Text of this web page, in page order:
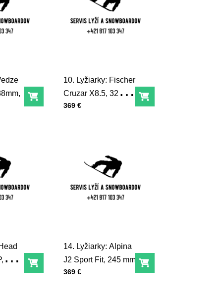
Do košíka
10. Lyžiarky: Fischer
Cruzar X8.5, 323mm,
28,5 , K-U30416
Cena s DPH
369 € Do košíka
Do košíka
14. Lyžiarky: Alpina
J2 Sport Fit, 245 mm
Cena s DPH
369 € Do košíka